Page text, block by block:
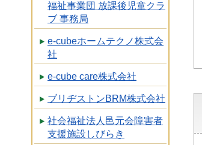
福祉事業団 放課後児童クラ
ブ 事務局
e-cubeホームテクノ株式会
社
e-cube care株式会社
ブリヂストンBRM株式会社
社会福祉法人邑元会障害者
支援施設しびらき